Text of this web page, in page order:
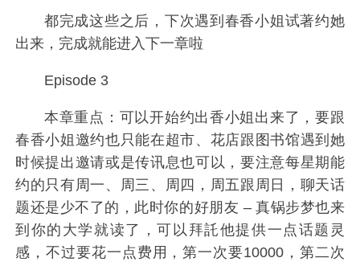
都完成这些之后，下次遇到春香小姐试著约她
出来，完成就能进入下一章啦
Episode 3
本章重点：可以开始约出香小姐出来了，要跟
春香小姐邀约也只能在超市、花店跟图书馆遇到她
时候提出邀请或是传讯息也可以，要注意每星期能
约的只有周一、周三、周四，周五跟周日，聊天话
题还是少不了的，此时你的好朋友 – 真锅步梦也来
到你的大学就读了，可以拜託他提供一点话题灵
感，不过要花一点费用，第一次要10000，第二次